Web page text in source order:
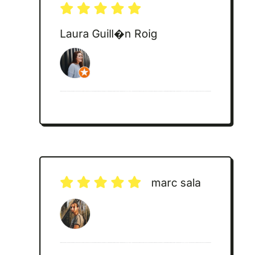
Laura Guill�n Roig
marc sala